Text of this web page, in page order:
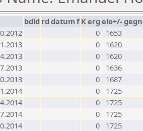
bdld rd datumf Kerg elo+/-
0
1653
0
1620
0
1620
0
1636
0
1687
0
1725
0
1725
0
1725
0
1725